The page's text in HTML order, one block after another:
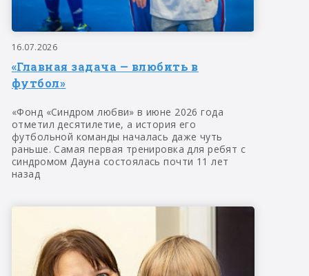
16.07.2026
«Главная задача — влюбить в
футбол»
«Фонд «Синдром любви» в июне 2026 года
отметил десятилетие, а история его
футбольной команды началась даже чуть
раньше. Самая первая тренировка для ребят с
синдромом Дауна состоялась почти 11 лет
назад